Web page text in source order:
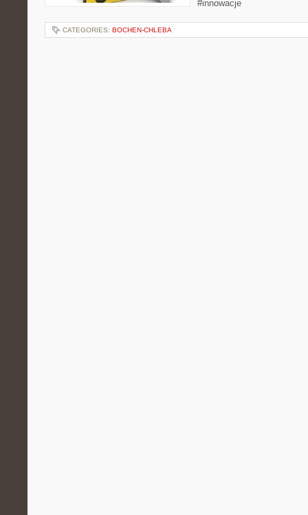
#innowacje
CATEGORIES: BOCHEN-CHLEBA